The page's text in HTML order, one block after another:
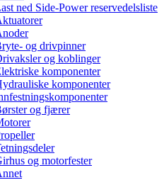
ned Side-Power reservedelsliste
og drivpinner
og koblinger
komponenter
komponenter
og fjærer
og motorfester